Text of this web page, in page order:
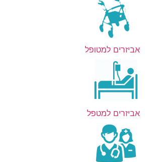
אביזרים למטופל
אביזרים למטפל